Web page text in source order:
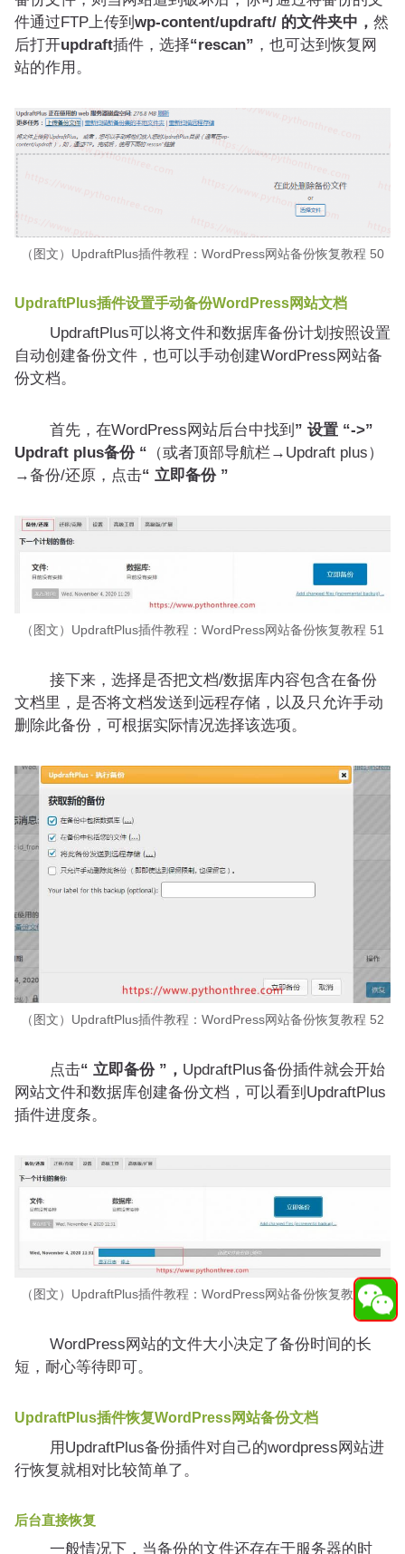
件通过FTP上传到 wp-content/updraft/ 的文件夹中， 然
后打开updraft插件，选择“rescan” ，也可达到恢复网
站的作用。
（图文）UpdraftPlus插件教程：WordPress网站备份恢复教程 50
UpdraftPlus插件设置手动备份WordPress网站文档
UpdraftPlus可以将文件和数据库备份计划按照设置
自动创建备份文件，也可以手动创建WordPress网站备
份文档。
首先，在WordPress网站后台中找到 ” 设置 “->”
Updraft plus备份 “ （或者顶部导航栏→Updraft plus）
→备份/还原，点击“ 立即备份 ”
（图文）UpdraftPlus插件教程：WordPress网站备份恢复教程 51
接下来，选择是否把文档/数据库内容包含在备份
文档里，是否将文档发送到远程存储，以及只允许手动
删除此备份，可根据实际情况选择该选项。
（图文）UpdraftPlus插件教程：WordPress网站备份恢复教程 52
点击“ 立即备份 ”， UpdraftPlus备份插件就会开始
网站文件和数据库创建备份文档，可以看到UpdraftPlus
插件进度条。
（图文）UpdraftPlus插件教程：WordPress网站备份恢复教程 53
WordPress网站的文件大小决定了备份时间的长
短，耐心等待即可。
UpdraftPlus插件恢复WordPress网站备份文档
用UpdraftPlus备份插件对自己的wordpress网站进
行恢复就相对比较简单了。
后台直接恢复
一般情况下，当备份的文件还存在于服务器的时